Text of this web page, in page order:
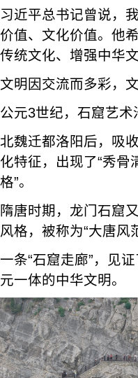
习近平总书记曾说，
价值、文化价值。他
传统文化、增强中华
文明因交流而多彩，
公元3世纪，石窟艺
北魏迁都洛阳后，吸
化特征，出现了“秀骨
格”。
隋唐时期，龙门石窟
风格，被称为“大唐风
一条“石窟走廊”，见
元一体的中华文明。